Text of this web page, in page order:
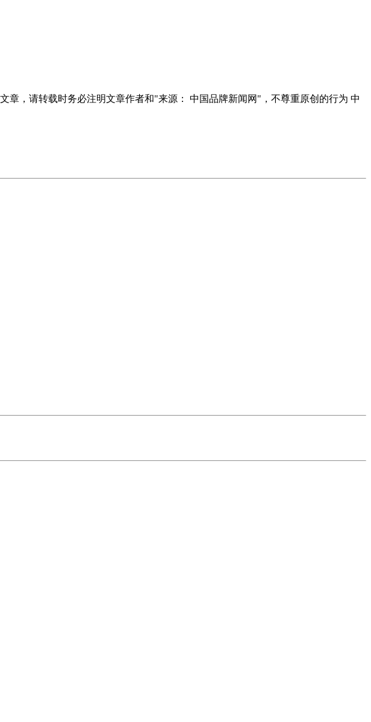
章，请转载时务必注明文章作者和"来源： 中国品牌新闻网"，不尊重原创的行为 中